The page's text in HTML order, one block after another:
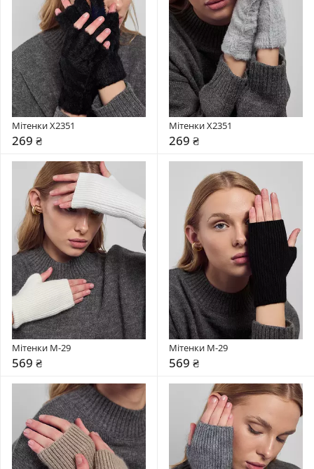
Мітенки X2351
269 ₴
Мітенки X2351
269 ₴
Мітенки М-29
569 ₴
Мітенки М-29
569 ₴